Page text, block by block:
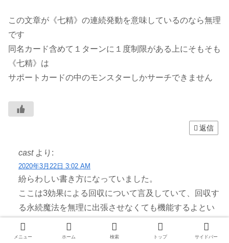
この文章が《七精》の連続発動を意味しているのなら無理
です
同名カード含めて１ターンに１度制限がある上にそもそも
《七精》は
サポートカードの中のモンスターしかサーチできません
返信
cast より:
2020年3月22日 3:02 AM
紛らわしい書き方になっていました。
ここは3効果による回収について言及していて、回収す
る永続魔法を無理に出張させなくても機能するよとい
う意味です。
メニュー ホーム 検索 トップ サイドバー